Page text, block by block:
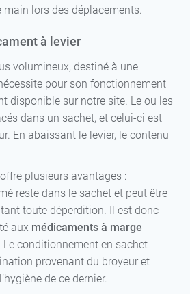
main lors des déplacements.
à levier
volumineux, destiné à une
pour son fonctionnement
disponible sur notre site. Le ou les
dans un sachet, et celui-ci est
En abaissant le levier, le contenu
plusieurs avantages :
reste dans le sachet et peut être
toute déperdition. Il est donc
aux médicaments à marge
Le conditionnement en sachet
provenant du broyeur et
de ce dernier.